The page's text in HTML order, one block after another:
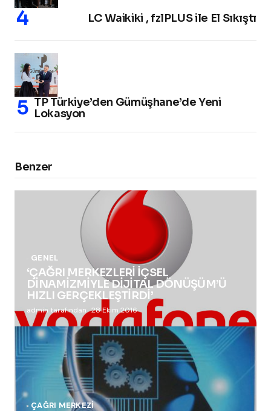
LC Waikiki , fzlPLUS ile El Sıkıştı
TP Türkiye’den Gümüşhane’de Yeni
Lokasyon
Benzer
GENEL
‘ÇAĞRI MERKEZLERİ İÇSEL
DİNAMİZMİYLE DİJİTAL DÖNÜŞÜM’Ü
HIZLI GERÇEKLEŞTİRDİ’
admin tarafından 28 Ekim 2016
ÇAĞRI MERKEZI